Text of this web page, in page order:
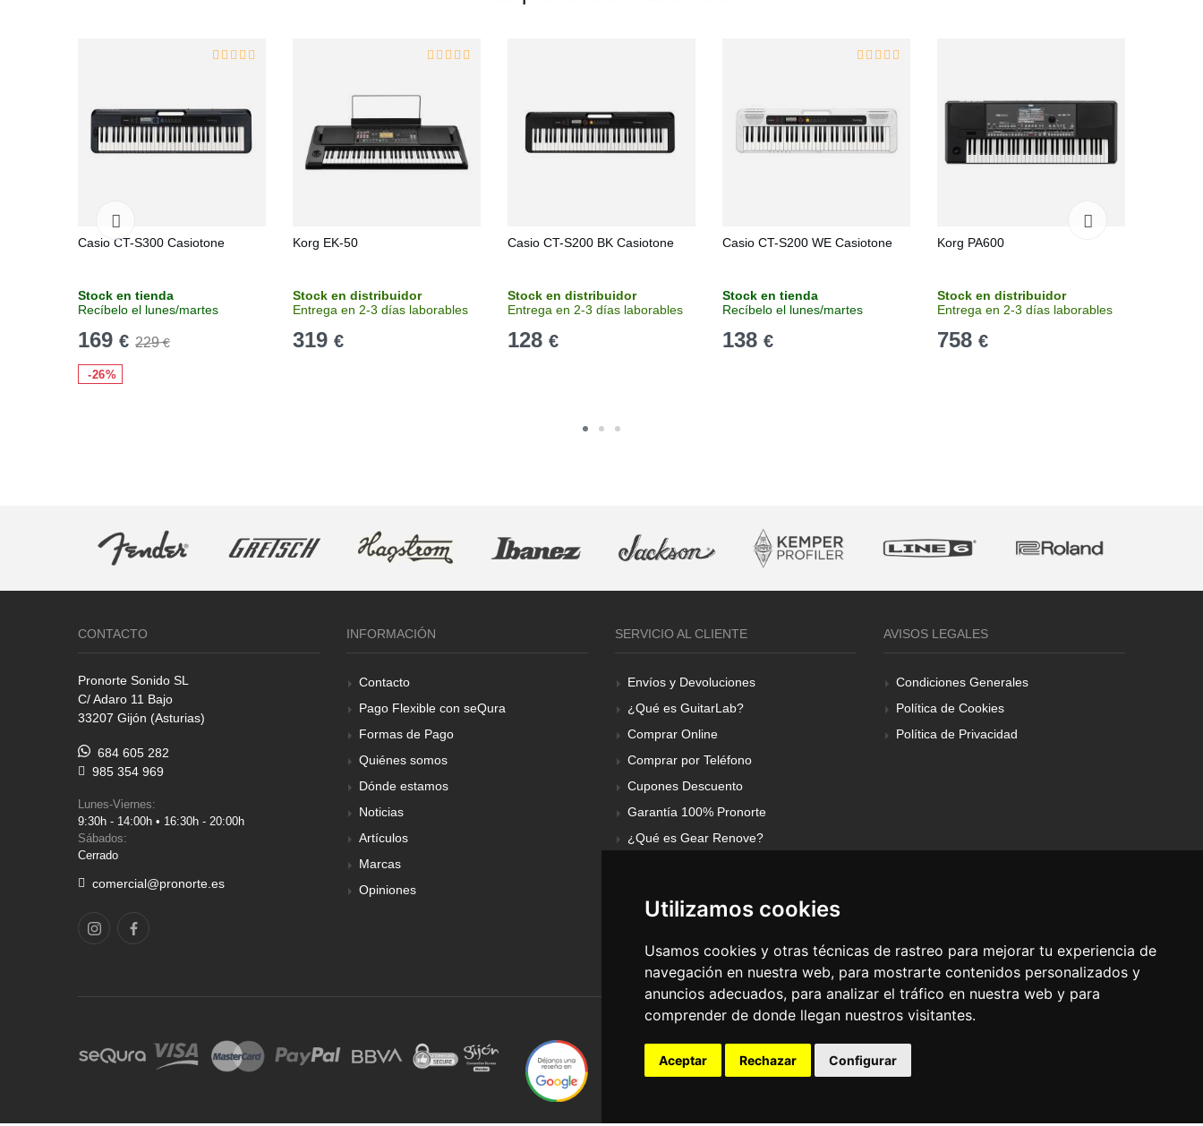
Utilizamos cookies
Usamos cookies y otras técnicas de rastreo para mejorar tu experiencia de
navegación en nuestra web, para mostrarte contenidos personalizados y
anuncios adecuados, para analizar el tráfico en nuestra web y para
comprender de donde llegan nuestros visitantes.
Aceptar Rechazar Configurar
Casio CT-S300 Casiotone
Stock en tienda
Recíbelo el lunes/martes
169 € 229€
-26%
Korg EK-50
Stock en distribuidor
Entrega en 2-3 días laborables
319 €
Casio CT-S200 BK Casiotone
Stock en distribuidor
Entrega en 2-3 días laborables
128 €
Casio CT-S200 WE Casiotone
Stock en tienda
Recíbelo el lunes/martes
138 €
Korg PA600
Stock en distribuidor
Entrega en 2-3 días laborables
758 €
CONTACTO
Pronorte Sonido SL
C/ Adaro 11 Bajo
33207 Gijón (Asturias)
684 605 282
985 354 969
Lunes-Viernes:
9:30h - 14:00h • 16:30h - 20:00h
Sábados:
Cerrado
comercial@pronorte.es
INFORMACIÓN
Contacto
Pago Flexible con seQura
Formas de Pago
Quiénes somos
Dónde estamos
Noticias
Artículos
Marcas
Opiniones
SERVICIO AL CLIENTE
Envíos y Devoluciones
¿Qué es GuitarLab?
Comprar Online
Comprar por Teléfono
Cupones Descuento
Garantía 100% Pronorte
¿Qué es Gear Renove?
AVISOS LEGALES
Condiciones Generales
Política de Cookies
Política de Privacidad
© Pronorte Sonido SL. Todos los derechos reservados.